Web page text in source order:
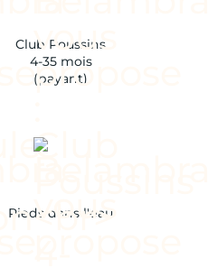
Club Poussins
4-35 mois
(payant)
Pieds dans l'eau